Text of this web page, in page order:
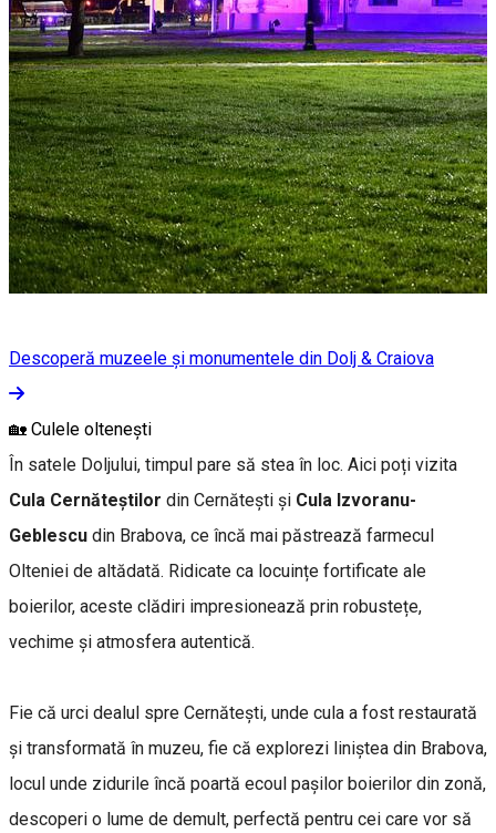
Descoperă muzeele și monumentele din Dolj & Craiova
🏡 Culele oltenești
În satele Doljului, timpul pare să stea în loc. Aici poți vizita
Cula Cernăteștilor din Cernătești și Cula Izvoranu-
Geblescu din Brabova, ce încă mai păstrează farmecul
Olteniei de altădată. Ridicate ca locuințe fortificate ale
boierilor, aceste clădiri impresionează prin robustețe,
vechime și atmosfera autentică.
Fie că urci dealul spre Cernătești, unde cula a fost restaurată
și transformată în muzeu, fie că explorezi liniștea din Brabova,
locul unde zidurile încă poartă ecoul pașilor boierilor din zonă,
descoperi o lume de demult, perfectă pentru cei care vor să